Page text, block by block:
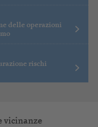
delle operazioni
rischi
vicinanze